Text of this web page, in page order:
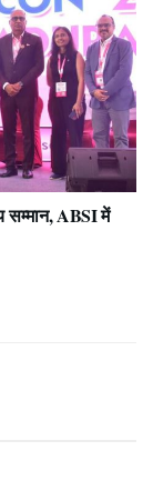
सम्मान, ABSI में